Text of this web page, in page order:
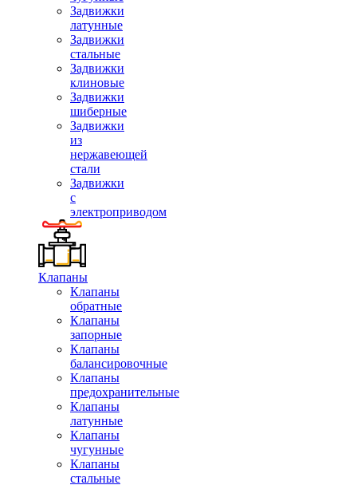
Задвижки
латунные
Задвижки
стальные
Задвижки
клиновые
Задвижки
шиберные
Задвижки
из
нержавеющей
стали
Задвижки
с
электроприводом
Клапаны
Клапаны
обратные
Клапаны
запорные
Клапаны
балансировочные
Клапаны
предохранительные
Клапаны
латунные
Клапаны
чугунные
Клапаны
стальные